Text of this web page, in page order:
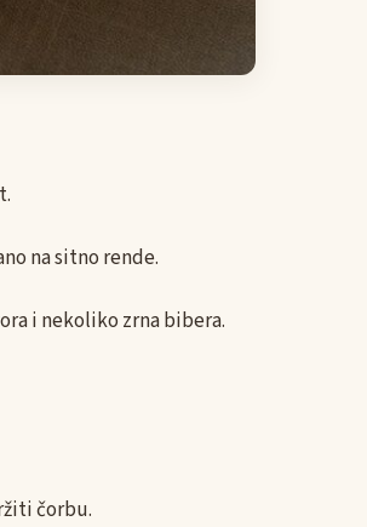
na sitno rende.
i nekoliko zrna bibera.
čorbu.